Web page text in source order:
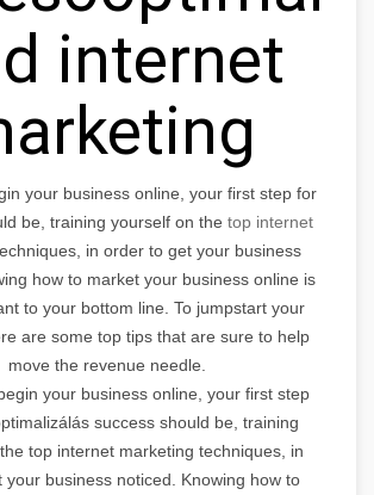
internet
your business online, your first step for
be, training yourself on the top internet
in order to get your business
how to market your business online is
to your bottom line. To jumpstart your
are some top tips that are sure to help
move the revenue needle.
your business online, your first step
success should be, training
top internet marketing techniques, in
your business noticed. Knowing how to